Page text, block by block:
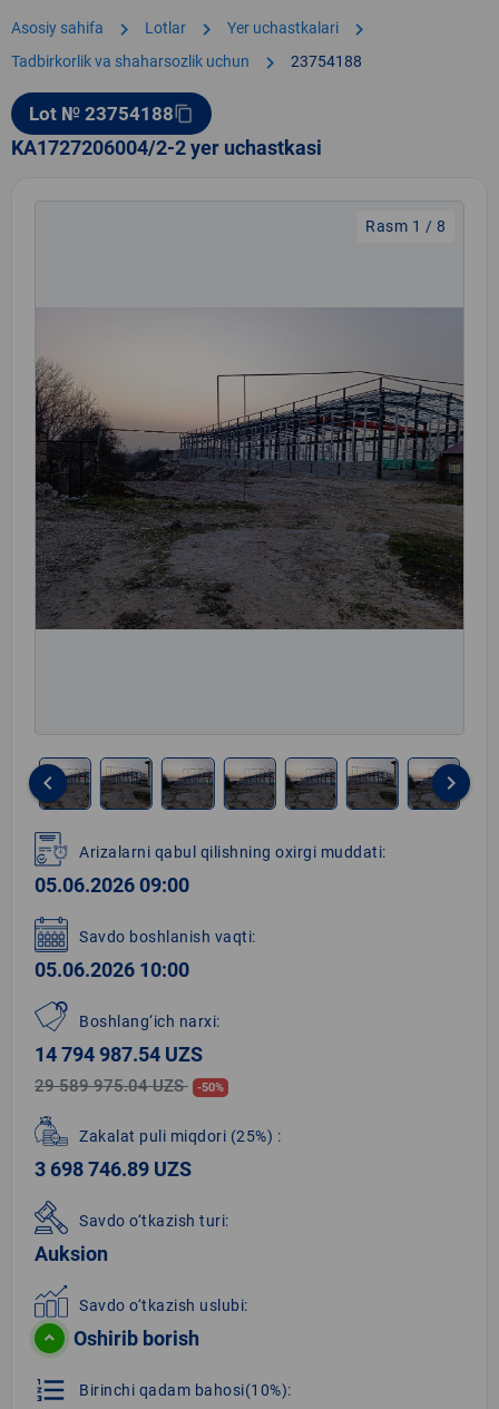
Asosiy sahifa chevron_right Lotlar chevron_right Yer uchastkalari chevron_right
Tadbirkorlik va shaharsozlik uchun chevron_right 23754188
Lot № 23754188content_copy
KA1727206004/2-2 yer uchastkasi
Rasm 1 / 8
1
of
8
keyboard_arrow_left keyboard_arrow_right
Arizalarni qabul qilishning oxirgi muddati:
05.06.2026 09:00
Savdo boshlanish vaqti:
05.06.2026 10:00
Boshlang‘ich narxi:
14 794 987.54 UZS
29 589 975.04 UZS -50%
Zakalat puli miqdori (25%) :
3 698 746.89 UZS
Savdo o‘tkazish turi:
Auksion
Savdo o‘tkazish uslubi:
Oshirib borish
format_list_numbered Birinchi qadam bahosi(10%):